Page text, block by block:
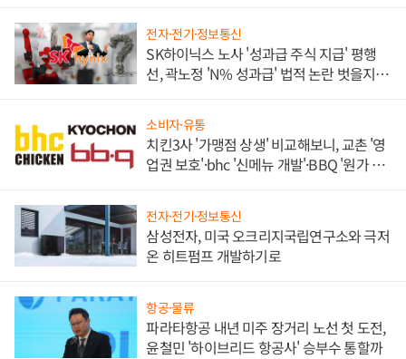
전자·전기·정보통신
SK하이닉스 노사 '성과급 주식 지급' 평행
선, 곽노정 'N% 성과급' 법적 논란 벗을지 주
소비자·유통
치킨3사 '가맹점 상생' 비교해보니, 교촌 '영
업권 보호'·bhc '신메뉴 개발'·BBQ '원가 부
전자·전기·정보통신
삼성전자, 미국 오크리지국립연구소와 극저
온 히트펌프 개발하기로
항공·물류
파라타항공 내년 미주 장거리 노선 첫 도전,
윤철민 '하이브리드 항공사' 승부수 통할까